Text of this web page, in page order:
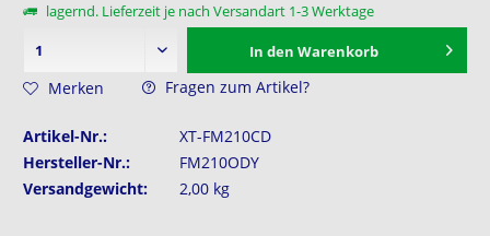
lagernd. Lieferzeit je nach Versandart 1-3 Werktage
In den Warenkorb
Merken Fragen zum Artikel?
Artikel-Nr.:
XT-FM210CD
Hersteller-Nr.:
FM210ODY
Versandgewicht:
2,00 kg